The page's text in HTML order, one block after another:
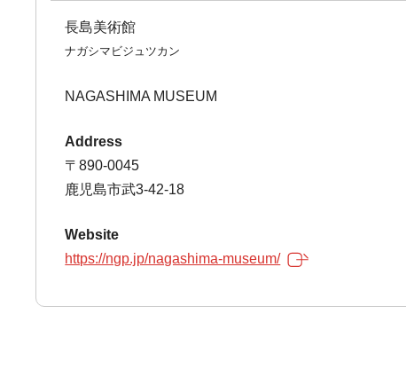
長島美術館
ナガシマビジュツカン
NAGASHIMA MUSEUM
Address
〒890-0045
鹿児島市武3-42-18
Website
https://ngp.jp/nagashima-museum/